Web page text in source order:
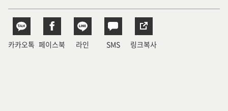
카카오톡 페이스북 라인 SMS 링크복사